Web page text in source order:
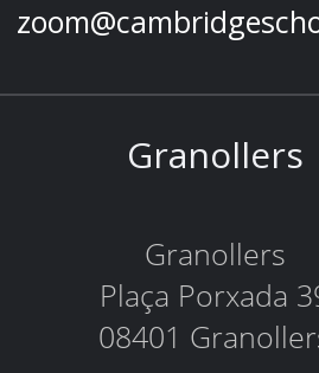
Granollers
Granollers
Plaça Porxada
08401